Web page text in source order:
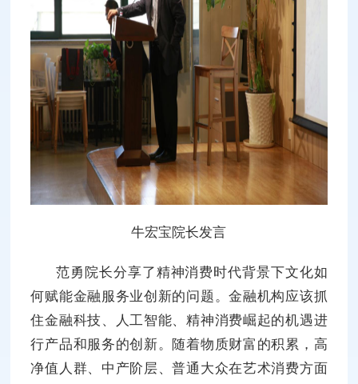
牛宏宝院长发言
范勇院长分享了精神消费时代背景下文化如
何赋能金融服务业创新的问题。金融机构应该抓
住金融科技、人工智能、精神消费崛起的机遇进
行产品和服务的创新。随着物质财富的积累，高
净值人群、中产阶层、普通大众在艺术消费方面